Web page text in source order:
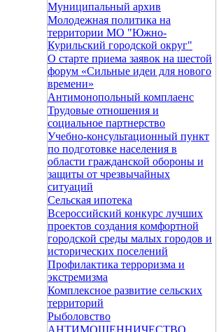
Муниципальный архив
Молодежная политика на
территории МО "Южно-
Курильский городской округ"
О старте приема заявок на шестой
форум «Сильные идеи для нового
времени»
Антимонопольный комплаенс
Трудовые отношения и
социальное партнерство
Учебно-консультационный пункт
по подготовке населения в
области гражданской обороны и
защиты от чрезвычайных
ситуаций
Сельская ипотека
Всероссийский конкурс лучших
проектов создания комфортной
городской среды малых городов и
исторических поселений
Профилактика терроризма и
экстремизма
Комплексное развитие сельских
территорий
Рыболовство
АНТИМОШЕННИЧЕСТВО